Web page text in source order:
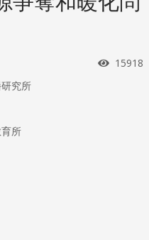
瀏覽次
15918
究所
所